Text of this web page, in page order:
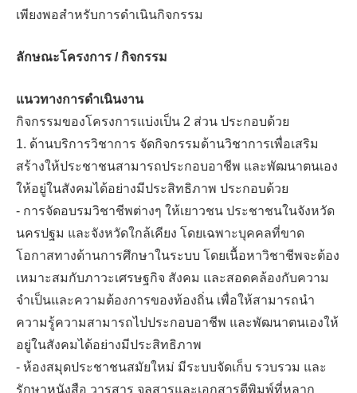
เพียงพอสำหรับการดำเนินกิจกรรม
ลักษณะโครงการ / กิจกรรม
แนวทางการดำเนินงาน
กิจกรรมของโครงการแบ่งเป็น 2 ส่วน ประกอบด้วย
1. ด้านบริการวิชาการ จัดกิจกรรมด้านวิชาการเพื่อเสริม
สร้างให้ประชาชนสามารถประกอบอาชีพ และพัฒนาตนเอง
ให้อยู่ในสังคมได้อย่างมีประสิทธิภาพ ประกอบด้วย
- การจัดอบรมวิชาชีพต่างๆ ให้เยาวชน ประชาชนในจังหวัด
นครปฐม และจังหวัดใกล้เคียง โดยเฉพาะบุคคลที่ขาด
โอกาสทางด้านการศึกษาในระบบ โดยเนื้อหาวิชาชีพจะต้อง
เหมาะสมกับภาวะเศรษฐกิจ สังคม และสอดคล้องกับความ
จำเป็นและความต้องการของท้องถิ่น เพื่อให้สามารถนำ
ความรู้ความสามารถไปประกอบอาชีพ และพัฒนาตนเองให้
อยู่ในสังคมได้อย่างมีประสิทธิภาพ
- ห้องสมุดประชาชนสมัยใหม่ มีระบบจัดเก็บ รวบรวม และ
รักษาหนังสือ วารสาร จุลสารและเอกสารตีพิมพ์ที่หลาก